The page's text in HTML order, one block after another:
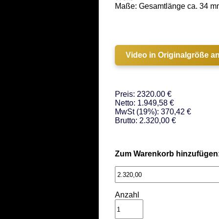
Maße: Gesamtlänge ca. 34
Video in Originalgröße
Preis: 2320.00 €
Netto: 1.949,58 €
MwSt (19%): 370,42 €
Brutto: 2.320,00 €
Zum Warenkorb
Anzahl